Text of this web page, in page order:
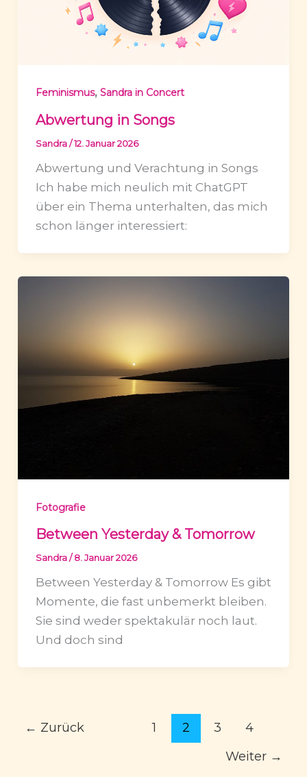
Feminismus, Sandra in Concert
Abwertung in Songs
Sandra/12. Januar 2026
Abwertung und Verachtung in Songs
Ich habe mich neulich mit ChatGPT
über ein Thema unterhalten, das mich
schon länger interessiert:
Fotografie
Between Yesterday & Tomorrow
Sandra/8. Januar 2026
Between Yesterday & Tomorrow Es gibt
Momente, die fast unbemerkt bleiben.
Sie sind weder spektakulär noch laut.
Und doch sind
← Zurück 1 2 3
4
Weiter →